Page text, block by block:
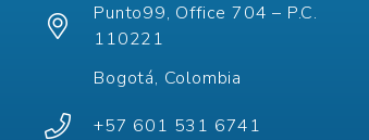
Punto99, Office 704 – P.C.
110221
Bogotá, Colombia
+57 601 531 6741